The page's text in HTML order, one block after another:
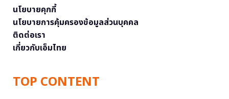
นโยบายคุกกี้
นโยบายการคุ้มครองข้อมูลส่วนบุคคล
ติดต่อเรา
เกี่ยวกับเอ็มไทย
TOP CONTENT